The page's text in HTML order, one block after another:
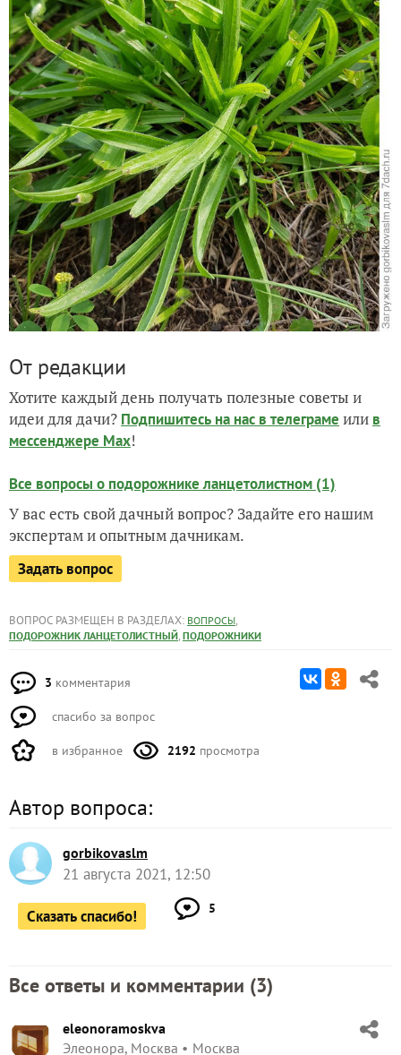
От редакции
Хотите каждый день получать полезные советы и
идеи для дачи? Подпишитесь на нас в телеграме или в
мессенджере Max!
Все вопросы о подорожнике ланцетолистном (1)
У вас есть свой дачный вопрос? Задайте его нашим
экспертам и опытным дачникам.
Задать вопрос
ВОПРОС РАЗМЕЩЕН В РАЗДЕЛАХ: ВОПРОСЫ,
ПОДОРОЖНИК ЛАНЦЕТОЛИСТНЫЙ, ПОДОРОЖНИКИ
3 комментария
спасибо за вопрос
в избранное 2192 просмотра
Автор вопроса:
gorbikovaslm
21 августа 2021, 12:50
Сказать спасибо! 5
Все ответы и комментарии (3)
eleonoramoskva
Элеонора, Москва
Москва